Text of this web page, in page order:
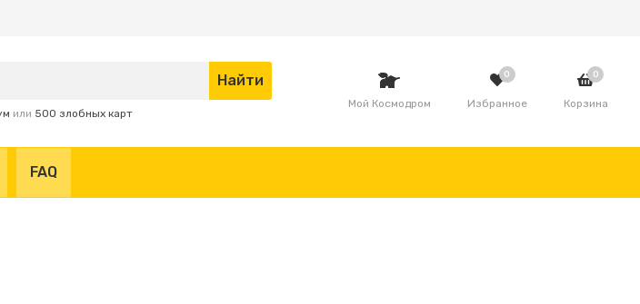
или 500 злобных карт
Мой Космодром
0
Избранное
0
Корзина
FAQ